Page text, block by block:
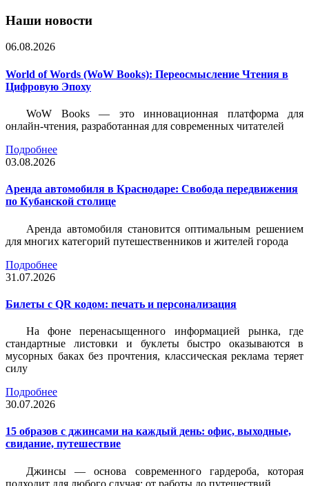
Наши новости
06.08.2026
World of Words (WoW Books): Переосмысление Чтения в
Цифровую Эпоху
WoW Books — это инновационная платформа для
онлайн-чтения, разработанная для современных читателей
Подробнее
03.08.2026
Аренда автомобиля в Краснодаре: Свобода передвижения
по Кубанской столице
Аренда автомобиля становится оптимальным решением
для многих категорий путешественников и жителей города
Подробнее
31.07.2026
Билеты c QR кодом: печать и персонализация
На фоне перенасыщенного информацией рынка, где
стандартные листовки и буклеты быстро оказываются в
мусорных баках без прочтения, классическая реклама теряет
силу
Подробнее
30.07.2026
15 образов с джинсами на каждый день: офис, выходные,
свидание, путешествие
Джинсы — основа современного гардероба, которая
подходит для любого случая: от работы до путешествий